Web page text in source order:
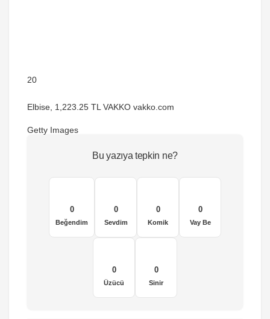
20
Elbise, 1,223.25 TL VAKKO vakko.com
Getty Images
Bu yazıya tepkin ne?
0
Beğendim
0
Sevdim
0
Komik
0
Vay Be
0
Üzücü
0
Sinir